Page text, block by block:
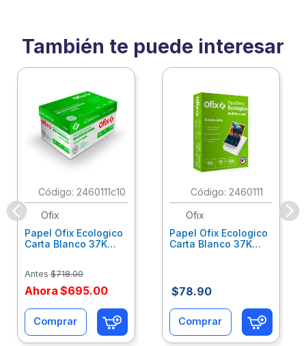
También te puede interesar
: 2460111c10
Ofix
Papel Ofix Ecologico
Carta Blanco 37K
Antes $718.00
Ahora $695.00
Comprar
: 2460111
Ofix
Papel Ofix Ecologico
Carta Blanco 37K
$78.90
Comprar